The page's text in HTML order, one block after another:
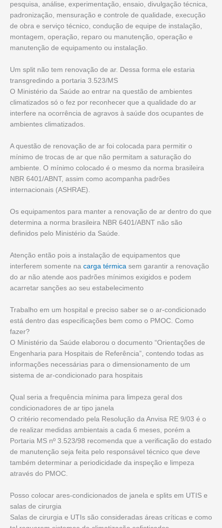
pesquisa, análise, experimentação, ensaio, divulgação técnica,
padronização, mensuração e controle de qualidade, execução
de obra e serviço técnico, condução de equipe de instalação,
montagem, operação, reparo ou manutenção, operação e
manutenção de equipamento ou instalação.
Um split não tem renovação de ar. Dessa forma ele estaria
transgredindo a portaria 3.523/MS
O Ministério da Saúde ao entrar na questão de ambientes
climatizados só o fez por reconhecer que a qualidade do ar
interfere na ocorrência de agravos à saúde dos ocupantes de
ambientes climatizados.
A questão de renovação de ar foi colocada para permitir o
mínimo de trocas de ar que não permitam a saturação do
ambiente. O mínimo colocado é o mesmo da norma brasileira
NBR 6401/ABNT, assim como acompanha padrões
internacionais (ASHRAE).
Os equipamentos para manter a renovação de ar dentro do que
determina a norma brasileira NBR 6401/ABNT não são
definidos pelo Ministério da Saúde.
Atenção então pois a instalação de equipamentos que
interferem somente na carga térmica sem garantir a renovação
do ar não atende aos padrões mínimos exigidos e podem
acarretar sanções ao seu estabelecimento
Trabalho em um hospital e preciso saber se o ar-condicionado
está dentro das especificações bem como o PMOC. Como
fazer?
O Ministério da Saúde elaborou o documento “Orientações de
Engenharia para Hospitais de Referência”, contendo todas as
informações necessárias para o dimensionamento de um
sistema de ar-condicionado para hospitais
Qual seria a frequência mínima para limpeza geral dos
condicionadores de ar tipo janela
O critério recomendado pela Resolução da Anvisa RE 9/03 é o
de realizar medidas ambientais a cada 6 meses, porém a
Portaria MS nº 3.523/98 recomenda que a verificação do estado
de manutenção seja feita pelo responsável técnico que deve
também determinar a periodicidade da inspeção e limpeza
através do PMOC.
Posso colocar ares-condicionados de janela e splits em UTIS e
salas de cirurgia
Salas de cirurgia e UTIs são consideradas áreas críticas e como